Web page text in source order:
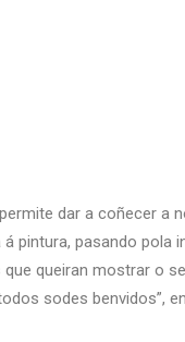
dar a coñecer a
á pintura, pasando pola
queiran mostrar o
sodes benvidos”,